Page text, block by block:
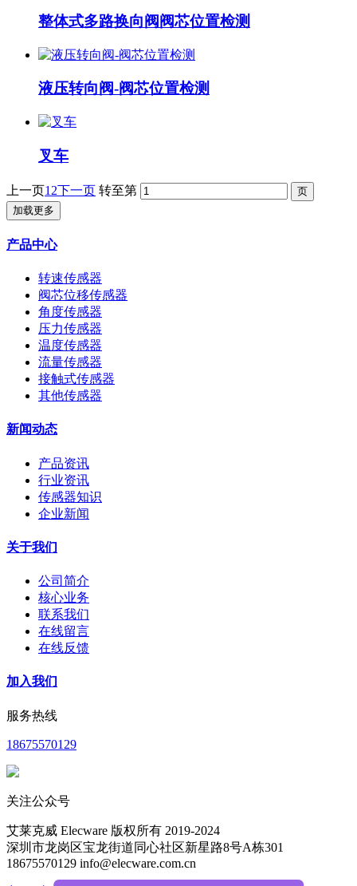
整体式多路换向阀阀芯位置检测
液压转向阀-阀芯位置检测
叉车
上一页1 2下一页 转至第
加载更多
产品中心
转速传感器
阀芯位移传感器
角度传感器
压力传感器
温度传感器
流量传感器
接触式传感器
其他传感器
新闻动态
产品资讯
行业资讯
传感器知识
企业新闻
关于我们
公司简介
核心业务
联系我们
在线留言
在线反馈
加入我们
服务热线
18675570129
关注公众号
艾莱克威 Elecware 版权所有 2019-2024
深圳市龙岗区宝龙街道同心社区新星路8号A栋301
18675570129 info@elecware.com.cn